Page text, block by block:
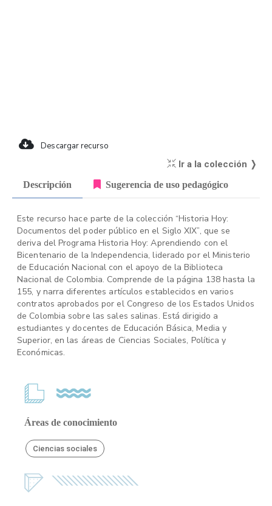
Descargar recurso
Ir a la colección ❭
Descripción Sugerencia de uso pedagógico
Este recurso hace parte de la colección “Historia Hoy:
Documentos del poder público en el Siglo XIX”, que se
deriva del Programa Historia Hoy: Aprendiendo con el
Bicentenario de la Independencia, liderado por el Ministerio
de Educación Nacional con el apoyo de la Biblioteca
Nacional de Colombia. Comprende de la página 138 hasta la
155, y narra diferentes artículos establecidos en varios
contratos aprobados por el Congreso de los Estados Unidos
de Colombia sobre las sales salinas. Está dirigido a
estudiantes y docentes de Educación Básica, Media y
Superior, en las áreas de Ciencias Sociales, Política y
Económicas.
Áreas de conocimiento
Ciencias sociales